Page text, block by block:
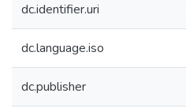
dc.identifier.uri
dc.language.iso
dc.publisher